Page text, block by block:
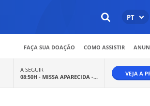
PT
FAÇA SUA DOAÇÃO COMO ASSISTIR
A SEGUIR
08:50H - MISSA APARECIDA -... VEJA A